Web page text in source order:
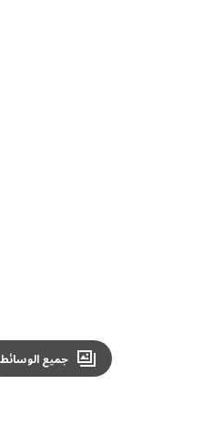
out, normal view
جميع الوسائط